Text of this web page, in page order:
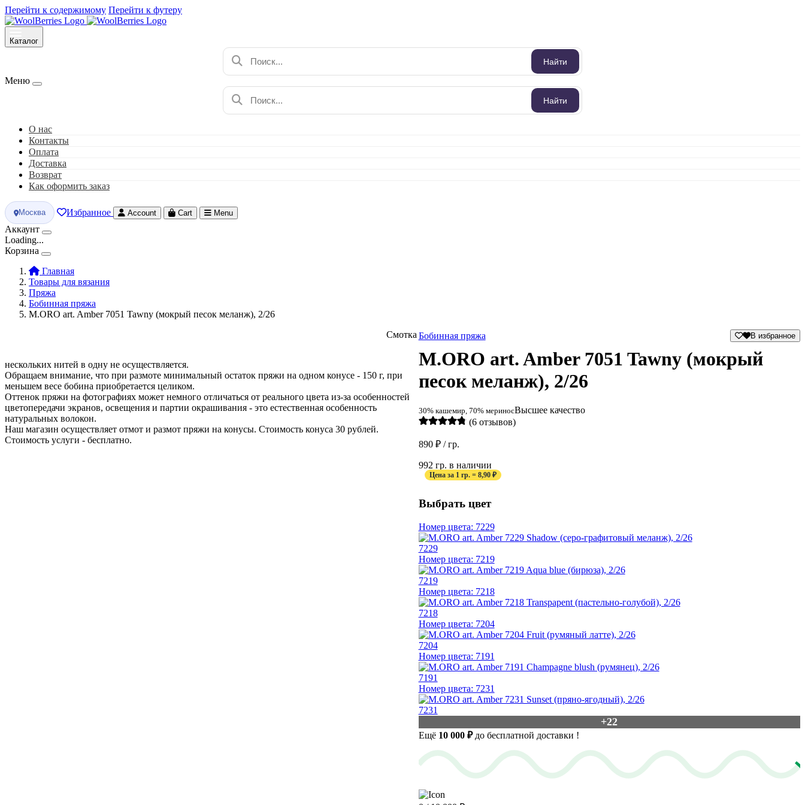
Перейти к содержимому Перейти к футеру
Каталог
Найти
Меню
Найти
О нас
Контакты
Оплата
Доставка
Возврат
Как оформить заказ
Москва Избранное Account Cart Menu
Аккаунт
Loading...
Корзина
Главная
Товары для вязания
Пряжа
Бобинная пряжа
M.ORO art. Amber 7051 Tawny (мокрый песок меланж), 2/26
Бобинная пряжа В избранное
M.ORO art. Amber 7051 Tawny (мокрый
песок меланж), 2/26
30% кашемир, 70% мериносВысшее качество
(6 отзывов)
890 ₽ / гр.
992 гр. в наличии
Цена за 1 гр. = 8,90 ₽
Выбрать цвет
Номер цвета: 7229
7229
Номер цвета: 7219
7219
Номер цвета: 7218
7218
Номер цвета: 7204
7204
Номер цвета: 7191
7191
Номер цвета: 7231
7231
+22
Ещё 10 000 ₽до бесплатной доставки !
Смотка
нескольких нитей в одну не осуществляется.
Обращаем внимание, что при размоте минимальный остаток пряжи на одном конусе - 150 г, при
меньшем весе бобина приобретается целиком.
Оттенок пряжи на фотографиях может немного отличаться от реального цвета из-за особенностей
цветопередачи экранов, освещения и партии окрашивания - это естественная особенность
натуральных волокон.
Наш магазин осуществляет отмот и размот пряжи на конусы. Стоимость конуса 30 рублей.
Стоимость услуги - бесплатно.